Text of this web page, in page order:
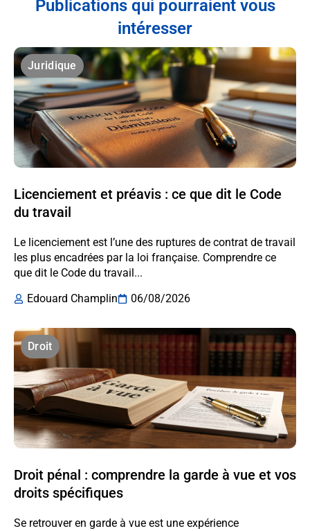
Publications qui pourraient vous
intéresser
Juridique
Licenciement et préavis : ce que dit le Code
du travail
Le licenciement est l’une des ruptures de contrat de travail
les plus encadrées par la loi française. Comprendre ce
que dit le Code du travail...
Edouard Champlin
06/08/2026
Droit
Droit pénal : comprendre la garde à vue et vos
droits spécifiques
Se retrouver en garde à vue est une expérience